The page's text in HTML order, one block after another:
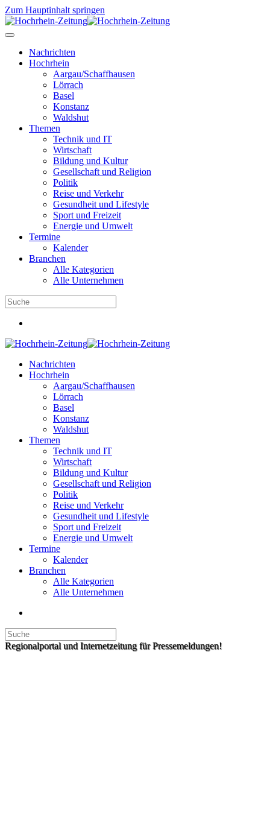
Zum Hauptinhalt springen
Nachrichten
Hochrhein
Aargau/Schaffhausen
Lörrach
Basel
Konstanz
Waldshut
Themen
Technik und IT
Wirtschaft
Bildung und Kultur
Gesellschaft und Religion
Politik
Reise und Verkehr
Gesundheit und Lifestyle
Sport und Freizeit
Energie und Umwelt
Termine
Kalender
Branchen
Alle Kategorien
Alle Unternehmen
Nachrichten
Hochrhein
Aargau/Schaffhausen
Lörrach
Basel
Konstanz
Waldshut
Themen
Technik und IT
Wirtschaft
Bildung und Kultur
Gesellschaft und Religion
Politik
Reise und Verkehr
Gesundheit und Lifestyle
Sport und Freizeit
Energie und Umwelt
Termine
Kalender
Branchen
Alle Kategorien
Alle Unternehmen
Regionalportal und Internetzeitung für Pressemeldungen!